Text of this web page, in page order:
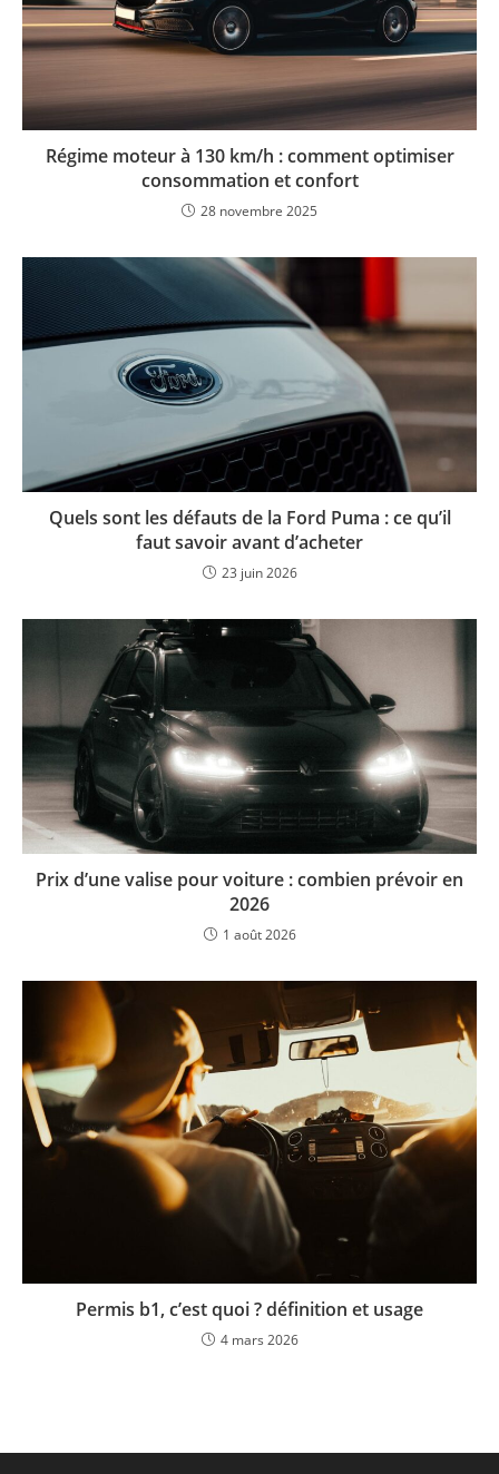
Régime moteur à 130 km/h : comment optimiser
consommation et confort
28 novembre 2025
Quels sont les défauts de la Ford Puma : ce qu’il
faut savoir avant d’acheter
23 juin 2026
Prix d’une valise pour voiture : combien prévoir en
2026
1 août 2026
Permis b1, c’est quoi ? définition et usage
4 mars 2026